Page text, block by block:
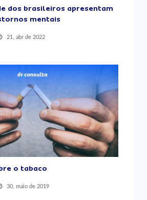
dos brasileiros apresentam
mentais
21, abr de 2022
o tabaco
30, maio de 2019